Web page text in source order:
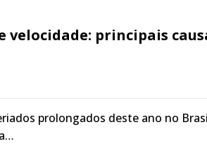
velocidade: principais
prolongados deste ano no